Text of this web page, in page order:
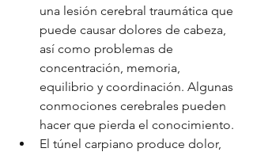
una lesión cerebral traumática que
puede causar dolores de cabeza,
así como problemas de
concentración, memoria,
equilibrio y coordinación. Algunas
conmociones cerebrales pueden
hacer que pierda el conocimiento.
El túnel carpiano produce dolor,